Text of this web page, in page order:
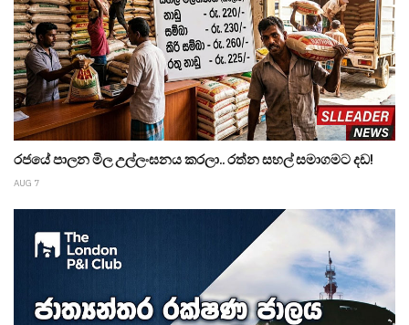
රජයේ පාලන මිල උල්ලංඝනය කරලා.. රත්න සහල් සමාගමට දඩ!
AUG 7